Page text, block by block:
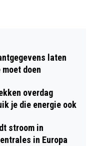
laten
doen
overdag
je die energie ook
stroom in
in Europa